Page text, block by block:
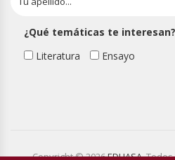
¿Qué temáticas te interesan?
Literatura
Ensayo
Copyright © 2026EDHASA.